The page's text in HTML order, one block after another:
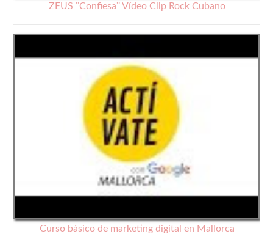
ZEUS ¨Confiesa¨ Vídeo Clip Rock Cubano
Curso básico de marketing digital en Mallorca